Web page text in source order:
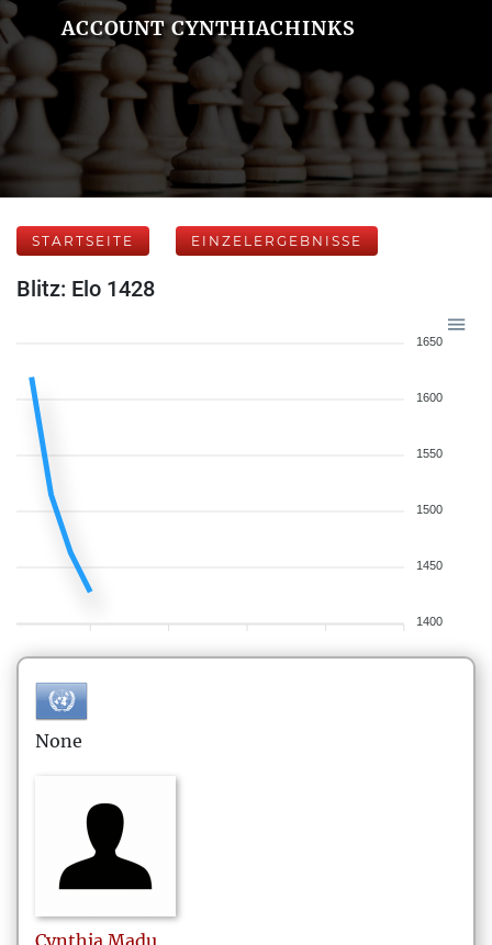
ACCOUNT CYNTHIACHINKS
STARTSEITE EINZELERGEBNISSE
Blitz: Elo 1428
1650
1600
1550
1500
1450
1400
None
Cynthia Madu